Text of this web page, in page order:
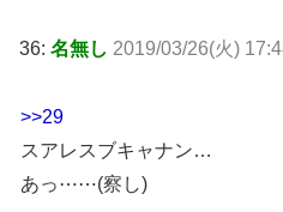
36: 名無し 2019/03/26(火)
>>29
スアレスブキャナン…
あっ⋯⋯(察し)